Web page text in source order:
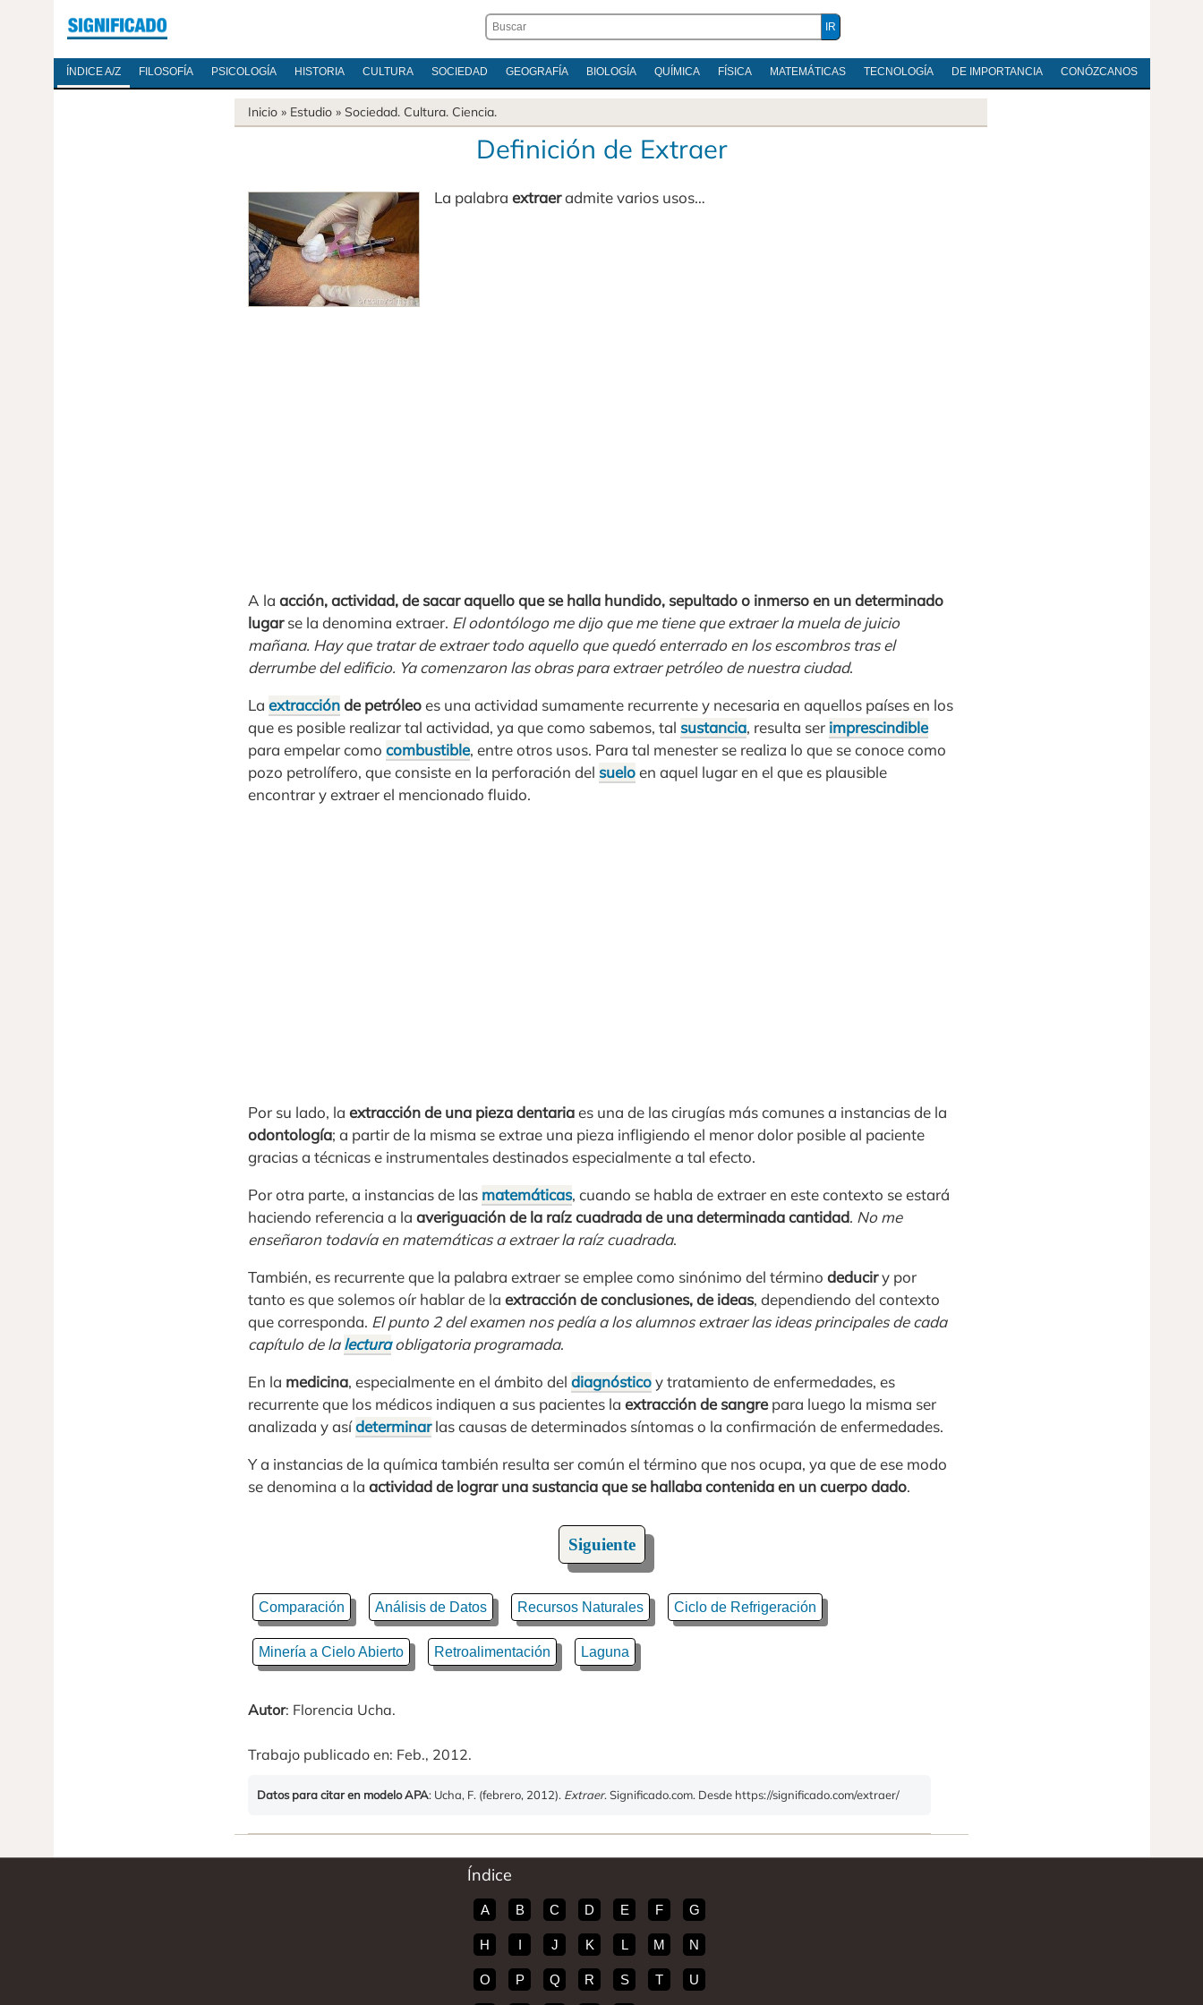
ÍNDICE A/Z FILOSOFÍA PSICOLOGÍA HISTORIA CULTURA SOCIEDAD GEOGRAFÍA BIOLOGÍA QUÍMICA FÍSICA MATEMÁTICAS TECNOLOGÍA DE IMPORTANCIA CONÓZCANOS
Inicio » Estudio » Sociedad. Cultura. Ciencia.
Definición de Extraer
La palabra extraeradmite varios usos…
A la acción, actividad, de sacar aquello que se halla hundido, sepultado o inmerso en un determinado
lugarse la denomina extraer. El odontólogo me dijo que me tiene que extraer la muela de juicio
mañana. Hay que tratar de extraer todo aquello que quedó enterrado en los escombros tras el
derrumbe del edificio. Ya comenzaron las obras para extraer petróleo de nuestra ciudad.
La extracciónde petróleoes una actividad sumamente recurrente y necesaria en aquellos países en los
que es posible realizar tal actividad, ya que como sabemos, tal sustancia, resulta ser imprescindible
para empelar como combustible, entre otros usos. Para tal menester se realiza lo que se conoce como
pozo petrolífero, que consiste en la perforación del sueloen aquel lugar en el que es plausible
encontrar y extraer el mencionado fluido.
Por su lado, la extracción de una pieza dentariaes una de las cirugías más comunes a instancias de la
odontología; a partir de la misma se extrae una pieza infligiendo el menor dolor posible al paciente
gracias a técnicas e instrumentales destinados especialmente a tal efecto.
Por otra parte, a instancias de las matemáticas, cuando se habla de extraer en este contexto se estará
haciendo referencia a la averiguación de la raíz cuadrada de una determinada cantidad. No me
enseñaron todavía en matemáticas a extraer la raíz cuadrada.
También, es recurrente que la palabra extraer se emplee como sinónimo del término deduciry por
tanto es que solemos oír hablar de la extracción de conclusiones, de ideas, dependiendo del contexto
que corresponda. El punto 2 del examen nos pedía a los alumnos extraer las ideas principales de cada
capítulo de lalecturaobligatoria programada.
En la medicina, especialmente en el ámbito del diagnósticoy tratamiento de enfermedades, es
recurrente que los médicos indiquen a sus pacientes la extracción de sangrepara luego la misma ser
analizada y asídeterminarlas causas de determinados síntomas o la confirmación de enfermedades.
Y a instancias de la química también resulta ser común el término que nos ocupa, ya que de ese modo
se denomina a la actividad de lograr una sustancia que se hallaba contenida en un cuerpo dado.
Siguiente
Comparación Análisis de Datos Recursos Naturales Ciclo de Refrigeración
Minería a Cielo Abierto Retroalimentación Laguna
Autor: Florencia Ucha.
Trabajo publicado en: Feb., 2012.
Datos para citar en modelo APA: Ucha, F. (febrero, 2012). Extraer. Significado.com. Desde https://significado.com/extraer/
Índice
A B C D E F G
H I J K L M N
O P Q R S T U